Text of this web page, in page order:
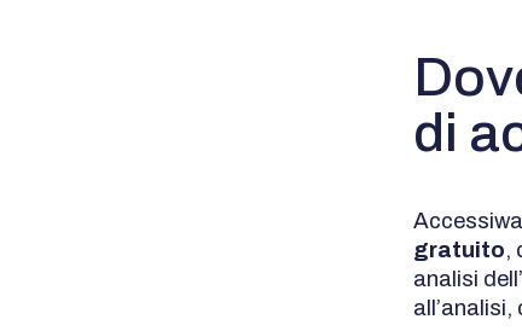
di
gratuito,
analisi
all’analisi,